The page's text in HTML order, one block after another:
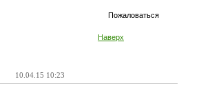
Пожаловаться
Наверх
10.04.15 10:23